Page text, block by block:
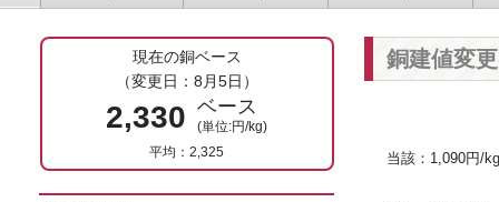
銅建値変
当該：1,090円/kg
現在の銅ベース
（変更日：8月5日）
2,330 ベース
(単位:円/kg)
平均：2,325